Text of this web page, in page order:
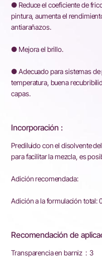
● Reduce el coeficiente de
pintura, aumenta el
antiarañazos.
● Mejora el brillo.
● Adecuado para sistemas
temperatura, buena
capas.
Incorporación :
Prediluido con el disolvente
para facilitar la mezcla, es
Adición recomendada:
Adición a la formulación total:
Recomendación de
Transparencia en barniz : 3